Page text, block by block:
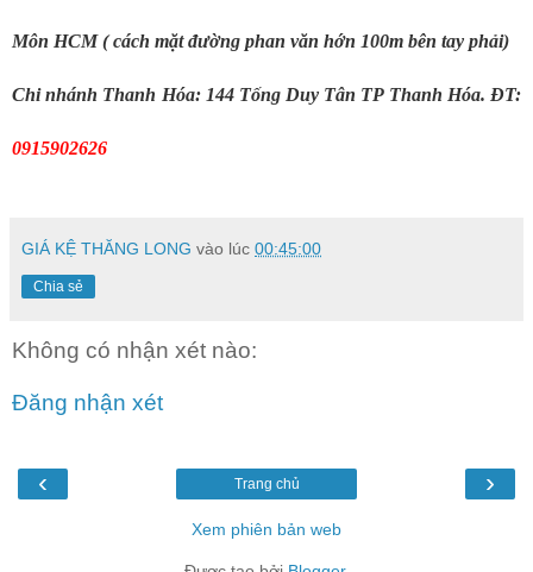
Môn HCM ( cách mặt đường phan văn hớn 100m bên tay phải)
0915902626
GIÁ KỆ THĂNG LONG vào lúc 00:45:00
Chia sẻ
Không có nhận xét nào:
Đăng nhận xét
‹ ›
Trang chủ
Xem phiên bản web